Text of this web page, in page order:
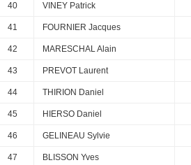
40 VINEY Patrick
41 FOURNIER Jacques
42 MARESCHAL Alain
43 PREVOT Laurent
44 THIRION Daniel
45 HIERSO Daniel
46 GELINEAU Sylvie
47 BLISSON Yves